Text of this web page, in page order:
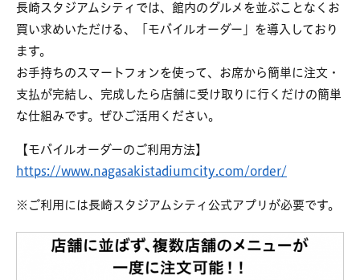
長崎スタジアムシティでは、館内のグルメを並ぶことなくお
買い求めいただける、「モバイルオーダー」を導入しており
ます。
お手持ちのスマートフォンを使って、お席から簡単に注文・
支払が完結し、完成したら店舗に受け取りに行くだけの簡単
な仕組みです。ぜひご活用ください。
【モバイルオーダーのご利用方法】
https://www.nagasakistadiumcity.com/order/
※ご利用には長崎スタジアムシティ公式アプリが必要です。